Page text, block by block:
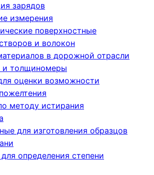
зарядов
измерения
поверхностные
и волокон
в дорожной отрасли
и толщиномеры
оценки возможности
методу истирания
для изготовления образцов
определения степени